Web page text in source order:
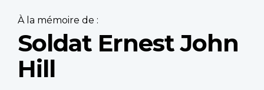
À la mémoire de :
Soldat Ernest John
Hill